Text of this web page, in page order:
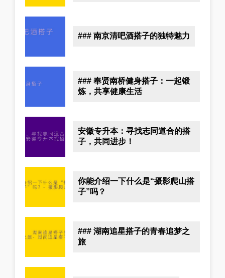
### 南京清吧酒搭子的独特魅力
### 奉贤南桥健身搭子：一起锻
炼，共享健康生活
安徽专升本：寻找志同道合的搭
子，共同进步！
你能介绍一下什么是“摄影爬山搭
子”吗？
### 湖南追星搭子的青春追梦之
旅